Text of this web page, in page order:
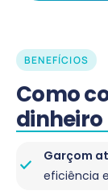
BENEFÍCIOS
Como
dinheiro
Garçom
eficiência